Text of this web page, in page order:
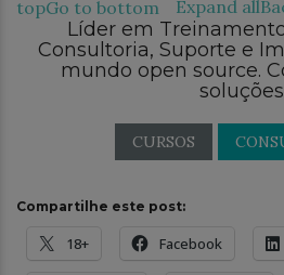
Expand all
topGo to bottom
Líder em
Consultoria, Suporte e
mundo open source.
CURSOS
Compartilhe este post:
18+ Facebook